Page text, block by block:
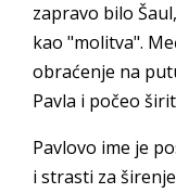
zapravo bilo
kao "molitva".
obraćenje na
Pavla i počeo
Pavlovo ime je
i strasti za